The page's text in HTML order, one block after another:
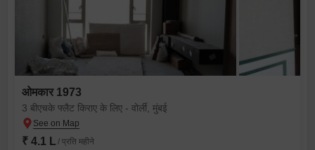
ओमकार 1973
3 बीएचके फ्लैट किराए के लिए - वोर्ली, मुंबई
₹ 4.1 L / प्रति महीने